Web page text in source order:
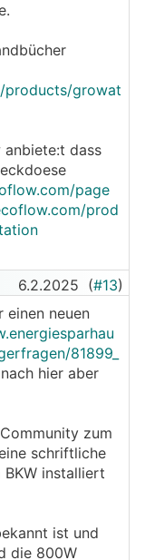
products/growat
dass
page
prod
6.2.2025 (#13)
einen neuen
81899_
hier aber
zum
schriftliche
installiert
ist und
die 800W